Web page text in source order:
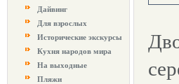
Дайвинг
Для взрослых
Исторические экскурсы
Кухня народов мира
На выходные
Пляжи